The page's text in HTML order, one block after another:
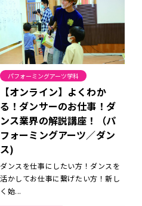
パフォーミングアーツ学科
【オンライン】よくわか
る！ダンサーのお仕事！ダ
ンス業界の解説講座！（パ
フォーミングアーツ／ダン
ス)
ダンスを仕事にしたい方！ダンスを
活かしてお仕事に繋げたい方！新し
く始...